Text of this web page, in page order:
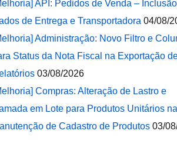
API: Pedidos de Venda –
de Entrega e Transportadora 04/08/
Administração: Novo Filtro e
Status da Nota Fiscal na Exportação
03/08/2026
Compras: Alteração de Lastro e
em Lote para Produtos Unitários na
de Cadastro de Produtos 03/